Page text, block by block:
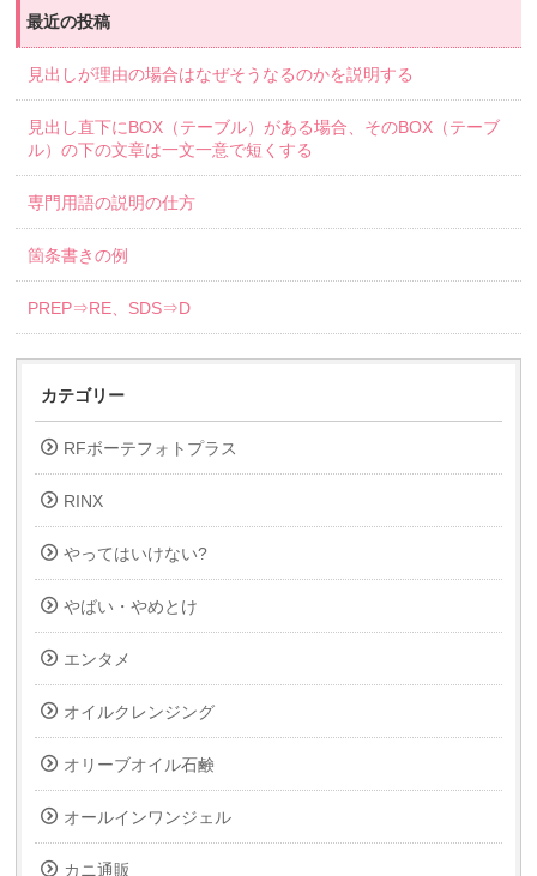
最近の投稿
見出しが理由の場合はなぜそうなるのかを説明する
見出し直下にBOX（テーブル）がある場合、そのBOX（テーブ
ル）の下の文章は一文一意で短くする
専門用語の説明の仕方
箇条書きの例
PREP⇒RE、SDS⇒D
カテゴリー
RFボーテフォトプラス
RINX
やってはいけない?
やばい・やめとけ
エンタメ
オイルクレンジング
オリーブオイル石鹸
オールインワンジェル
カニ通販